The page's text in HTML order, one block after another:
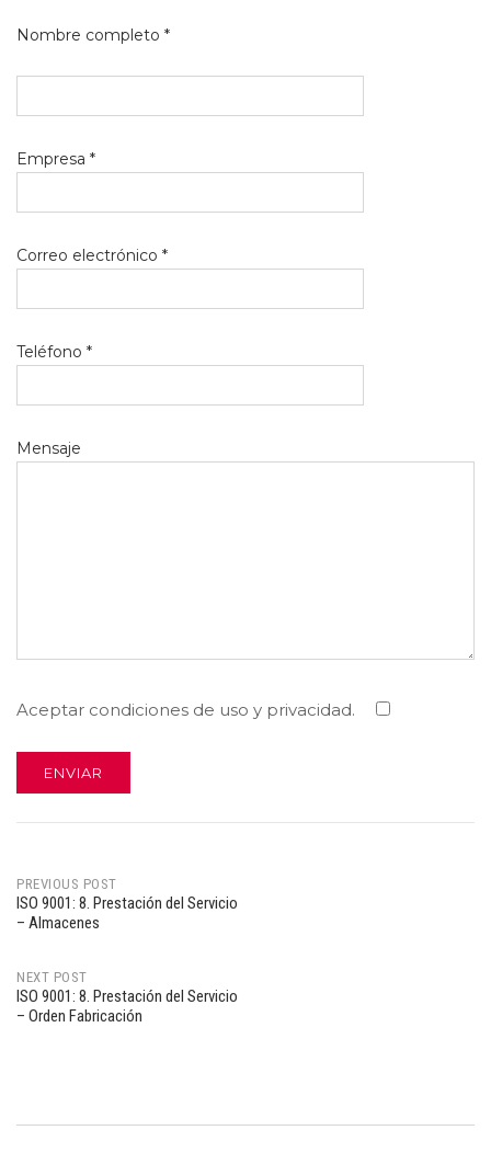
Nombre completo *
Empresa *
Correo electrónico *
Teléfono *
Mensaje
Aceptar condiciones de uso y privacidad.
Post
navigation
PREVIOUS POST
ISO 9001: 8. Prestación del Servicio
– Almacenes
NEXT POST
ISO 9001: 8. Prestación del Servicio
– Orden Fabricación